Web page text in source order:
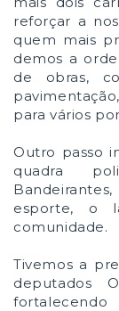
reforçar a
quem mais
demos a
de obras,
para vários
Outro passo
quadra
esporte, o
comunidade.
Tivemos a
deputados